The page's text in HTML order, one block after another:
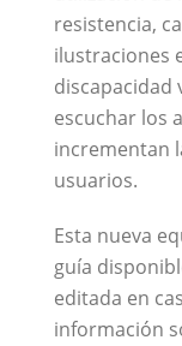
resistencia,
ilustraciones
discapacidad
escuchar los
incrementan
usuarios.
Esta nueva
guía
editada en
información